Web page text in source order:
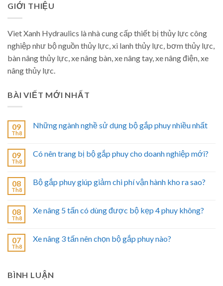
GIỚI THIỆU
Viet Xanh Hydraulics là nhà cung cấp thiết bị thủy lực công
nghiệp như bộ nguồn thủy lực, xi lanh thủy lực, bơm thủy lực,
bàn nâng thủy lực, xe nâng bàn, xe nâng tay, xe nâng điện, xe
nâng thủy lực.
BÀI VIẾT MỚI NHẤT
09
Th8
Những ngành nghề sử dụng bộ gắp phuy nhiều nhất
09
Th8
Có nên trang bị bộ gắp phuy cho doanh nghiệp mới?
08
Th8
Bộ gắp phuy giúp giảm chi phí vận hành kho ra sao?
08
Th8
Xe nâng 5 tấn có dùng được bộ kẹp 4 phuy không?
07
Th8
Xe nâng 3 tấn nên chọn bộ gắp phuy nào?
BÌNH LUẬN